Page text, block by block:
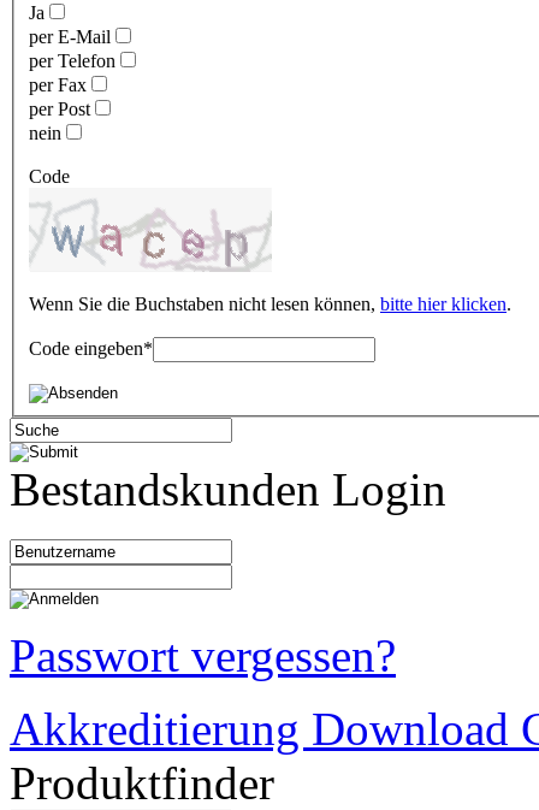
Ja
per E-Mail
per Telefon
per Fax
per Post
nein
Code
Wenn Sie die Buchstaben nicht lesen können, bitte hier klicken.
Code eingeben*
Bestandskunden Login
Passwort vergessen?
Akkreditierung Download
Produktfinder